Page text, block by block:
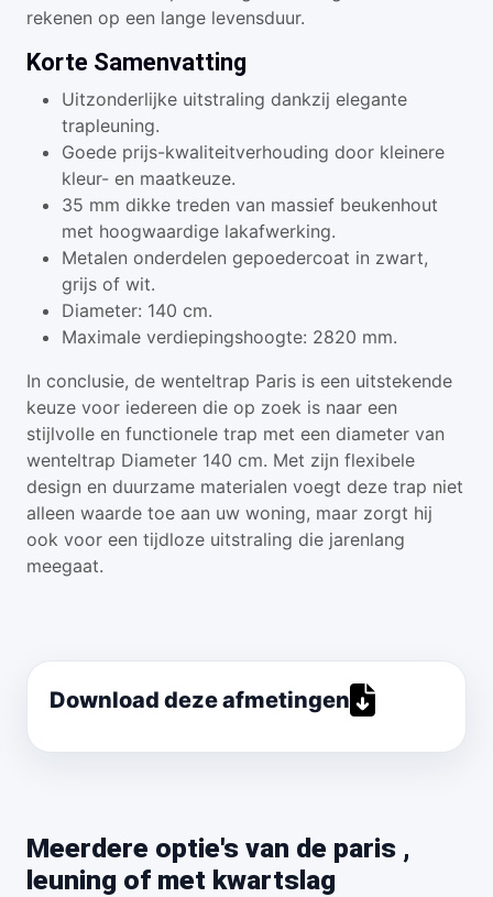
rekenen op een lange levensduur.
Korte Samenvatting
Uitzonderlijke uitstraling dankzij elegante
trapleuning.
Goede prijs-kwaliteitverhouding door kleinere
kleur- en maatkeuze.
35 mm dikke treden van massief beukenhout
met hoogwaardige lakafwerking.
Metalen onderdelen gepoedercoat in zwart,
grijs of wit.
Diameter: 140 cm.
Maximale verdiepingshoogte: 2820 mm.
In conclusie, de wenteltrap Paris is een uitstekende
keuze voor iedereen die op zoek is naar een
stijlvolle en functionele trap met een diameter van
wenteltrap Diameter 140 cm. Met zijn flexibele
design en duurzame materialen voegt deze trap niet
alleen waarde toe aan uw woning, maar zorgt hij
ook voor een tijdloze uitstraling die jarenlang
meegaat.
Download deze afmetingen
Meerdere optie's van de paris ,
leuning of met kwartslag